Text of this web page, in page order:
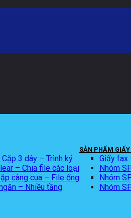
3 dây – Trình ký
– Chia file các loại
càng cua – File ống
– Nhiều tầng
SẢN PHẨM
Giấy fax
Nhóm
Nhóm
Nhóm